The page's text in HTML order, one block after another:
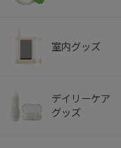
室内グッズ
デイリーケア
グッズ